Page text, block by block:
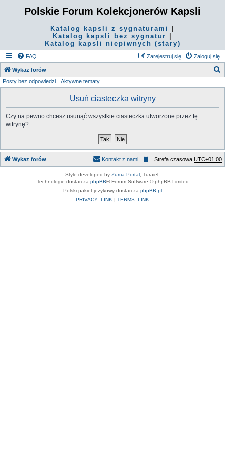
Polskie Forum Kolekcjonerów Kapsli
Katalog kapsli z sygnaturami
Katalog kapsli bez sygnatur
Katalog kapsli niepiwnych (stary)
FAQ Zaloguj się
Zarejestruj się
Wykaz forów
Posty bez odpowiedzi Aktywne tematy
Usuń ciasteczka witryny
Czy na pewno chcesz usunąć wszystkie ciasteczka utworzone przez tę
witrynę?
Wykaz forów Strefa czasowa UTC+01:00
Kontakt z nami
Style developed by Zuma Portal , Turaiel,
Technologię dostarcza phpBB® Forum Software © phpBB Limited
Polski pakiet językowy dostarcza phpBB.pl
PRIVACY_LINK | TERMS_LINK